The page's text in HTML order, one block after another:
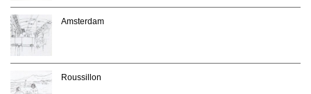
Amsterdam
Roussillon